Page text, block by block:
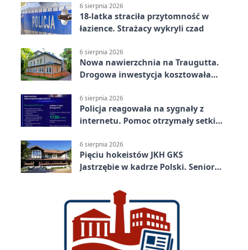
6 sierpnia 2026
18-latka straciła przytomność w
łazience. Strażacy wykryli czad
6 sierpnia 2026
Nowa nawierzchnia na Traugutta.
Drogowa inwestycja kosztowała
6 sierpnia 2026
Policja reagowała na sygnały z
internetu. Pomoc otrzymały setki
6 sierpnia 2026
Pięciu hokeistów JKH GKS
Jastrzębie w kadrze Polski. Seniorzy